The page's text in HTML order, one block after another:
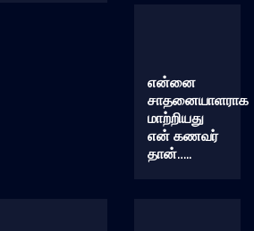
என்னை
சாதனையாளராக
மாற்றியது
என் கணவர்
தான்…..